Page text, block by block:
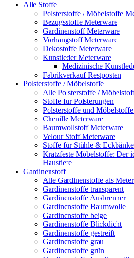
Alle Stoffe
Polsterstoffe / Möbelstoffe
Bezugsstoffe Meterware
Gardinenstoff Meterware
Vorhangstoff Meterware
Dekostoffe Meterware
Kunstleder Meterware
Medizinische
Fabrikverkauf Restposten
Polsterstoffe / Möbelstoffe
Alle Polsterstoffe /
Stoffe für Polsterungen
Polsterstoffe und
Chenille Meterware
Baumwollstoff Meterware
Velour Stoff Meterware
Stoffe für Stühle & Eckbänke
Kratzfeste Möbelstoffe: Der
Haustiere
Gardinenstoff
Alle Gardinenstoffe als
Gardinenstoffe transparent
Gardinenstoffe Ausbrenner
Gardinenstoffe Baumwolle
Gardinenstoffe beige
Gardinenstoffe Blickdicht
Gardinenstoffe gestreift
Gardinenstoffe grau
Gardinenstoffe grün